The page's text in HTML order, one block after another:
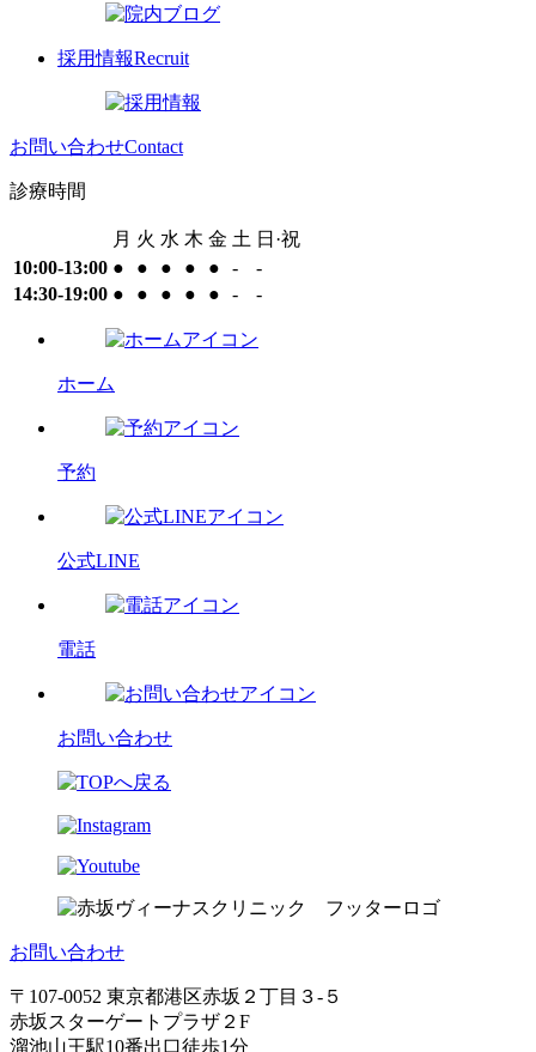
採用情報Recruit
お問い合わせContact
診療時間
月 火 水 木 金 土 日·祝
10:00-13:00 ● ● ● ● ● -
-
14:30-19:00 ● ● ● ● ● - -
ホーム
予約
公式LINE
電話
お問い合わせ
お問い合わせ
〒107-0052 東京都港区赤坂２丁目３-５
赤坂スターゲートプラザ２F
溜池山王駅10番出口徒歩1分